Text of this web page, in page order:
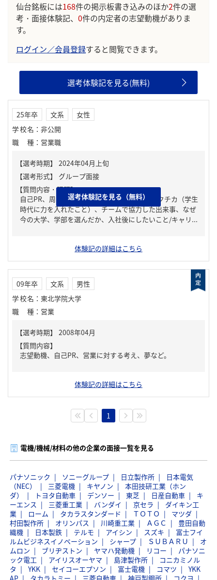
仙台銘板には168件の掲示板書き込みのほか2件の選
考・面接体験記、 0件の内定者の志望動機がありま
す。
ログイン／会員登録すると閲覧できます。
選考体験記を見る(無料)
25年卒 文系
女性
学校名 ： 非公開
職種 ： 営業職
【質問内容・課題】
自己PR、周りからどんな人といわれる？、ガクチカ（学生
時代に力を入れたこと）、チームで協力した出来事、なぜ
今の大学、学部を選んだか、入社後にしたいこと/キャリ...
選考体験記を見る（無料）
体験記の詳細はこちら
09年卒 文系
男性
学校名 ： 東北学院大学
職種 ： 営業
【質問内容】
志望動機、自己PR、営業に対する考え、夢など。
体験記の詳細はこちら
1
電機/機械/材料の他の企業の面接一覧を見る
パナソニック ソニーグループ 日立製作所
日本電気
（NEC）
三菱電機 キヤノン
本田技研工業（ホン
ダ）
トヨタ自動車 デンソー 東芝 日産自動車
キ
ーエンス
三菱重工業 バンダイ 京セラ
ダイキン工
業
ローム タカラスタンダード ＴＯＴＯ
マツダ
村田製作所
オリンパス 川崎重工業 ＡＧＣ
豊田自動
織機
日本製鉄 テルモ アイシン スズキ
富士フイ
ルムビジネスイノベーション
シャープ ＳＵＢＡＲＵ
オ
ムロン
ブリヂストン ヤマハ発動機 リコー
パナソニ
ック電工
アイリスオーヤマ 島津製作所
コニカミノル
タ
YKK セイコーエプソン 富士電機 コマツ
YKK
AP
タカラトミー 三菱自動車 神戸製鋼所 コクヨ